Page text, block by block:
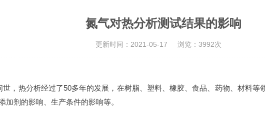
氮气对热分析测试结果的影响
更新时间：2021-05-17 浏览：3992次
，热分析经过了50多年的发展，在树脂、塑料、橡胶、食品、药物、材料
剂的影响、生产条件的影响等。